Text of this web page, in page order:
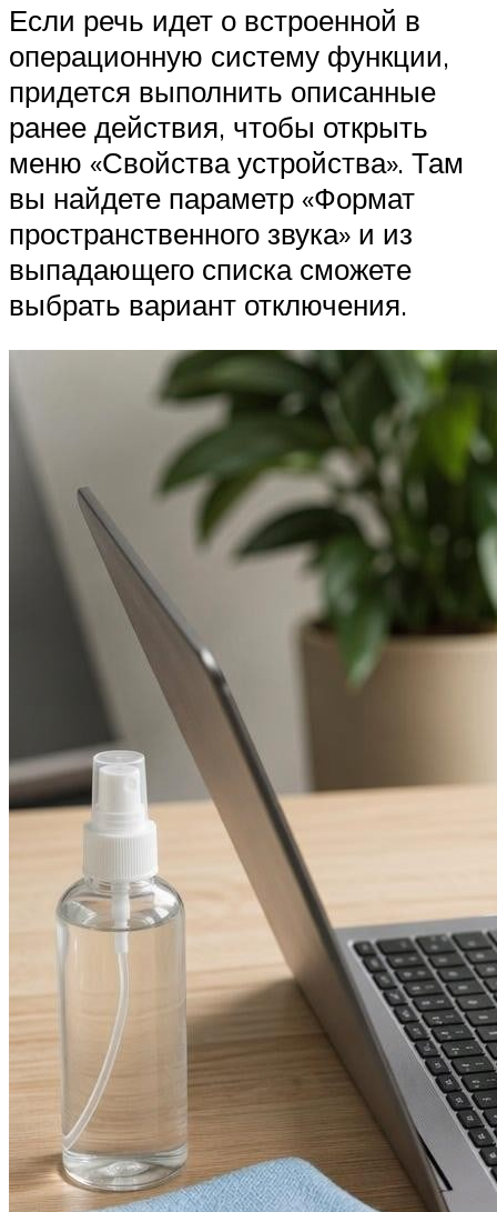
Если речь идет о встроенной в
операционную систему функции,
придется выполнить описанные
ранее действия, чтобы открыть
меню «Свойства устройства». Там
вы найдете параметр «Формат
пространственного звука» и из
выпадающего списка сможете
выбрать вариант отключения.